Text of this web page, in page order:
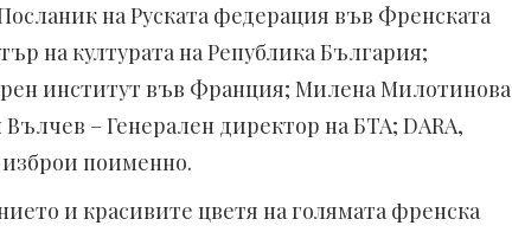
на Руската федерация във Френската
на културата на Република България;
институт във Франция; Милена Милотинова
– Генерален директор на БТА; DARA,
поименно.
и красивите цветя на голямата френска